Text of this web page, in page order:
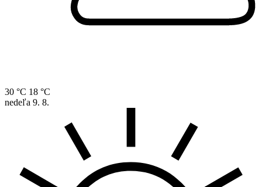
30 °C 18 °C
nedeľa 9. 8.